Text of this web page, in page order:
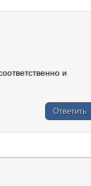
и
Ответить